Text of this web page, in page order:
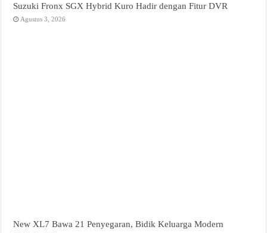
Suzuki Fronx SGX Hybrid Kuro Hadir dengan Fitur DVR
Agustus 3, 2026
New XL7 Bawa 21 Penyegaran, Bidik Keluarga Modern